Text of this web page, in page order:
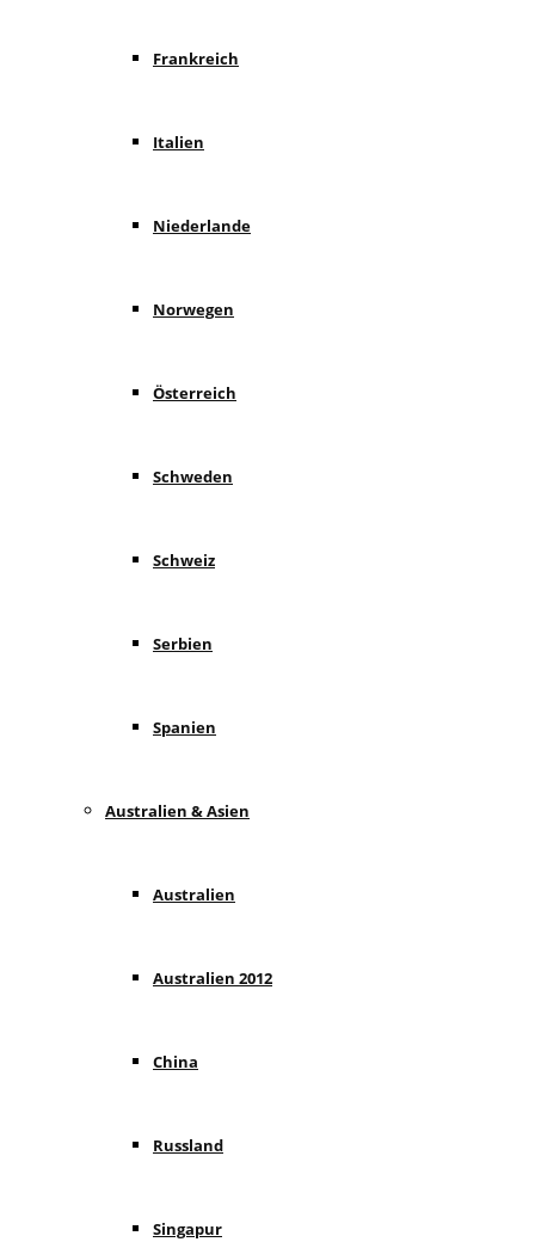
Frankreich
Italien
Niederlande
Norwegen
Österreich
Schweden
Schweiz
Serbien
Spanien
Australien & Asien
Australien
Australien 2012
China
Russland
Singapur